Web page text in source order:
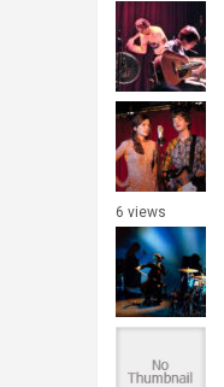
6 views